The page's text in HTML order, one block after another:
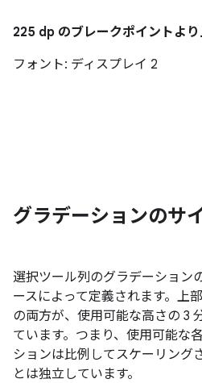
225 dp のブレークポイントよ
フォント: ディスプレイ 2
グラデーションのサ
選択ツール列のグラデーション
ースによって定義されます。上
の両方が、使用可能な高さの 3
ています。つまり、使用可能な
ションは比例してスケーリング
とは独立しています。